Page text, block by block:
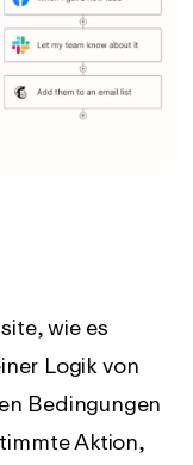
wie es
Logik von
Bedingungen
Aktion,